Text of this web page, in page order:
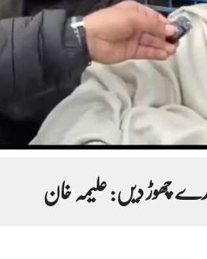
چھوڑ دیں: علیمہ خان